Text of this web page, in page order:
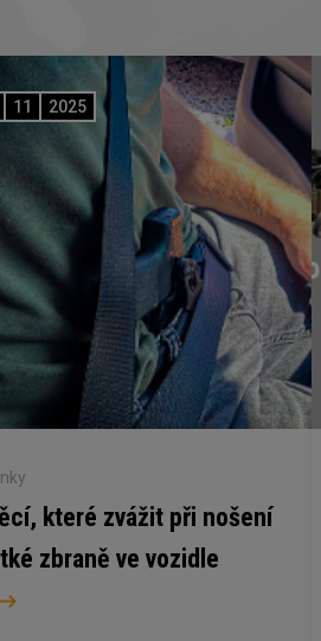
11 2025
které zvážit při nošení
zbraně ve vozidle